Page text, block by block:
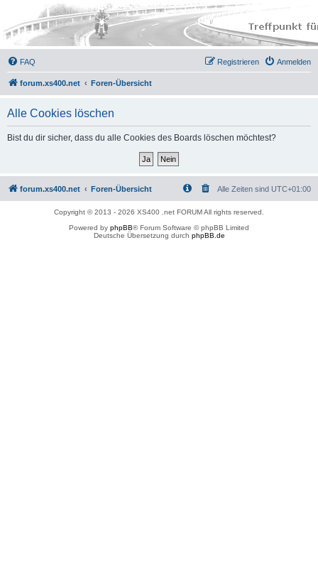
FAQ Anmelden
Registrieren
forum.xs400.net Foren-Übersicht
Alle Cookies löschen
Bist du dir sicher, dass du alle Cookies des Boards löschen möchtest?
forum.xs400.net Foren-Übersicht Alle Zeiten sind UTC+01:00
Copyright © 2013 - 2026 XS400 .net FORUM All rights reserved.
Powered by phpBB® Forum Software © phpBB Limited
Deutsche Übersetzung durch phpBB.de